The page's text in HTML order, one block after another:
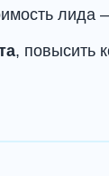
лида
, повысить